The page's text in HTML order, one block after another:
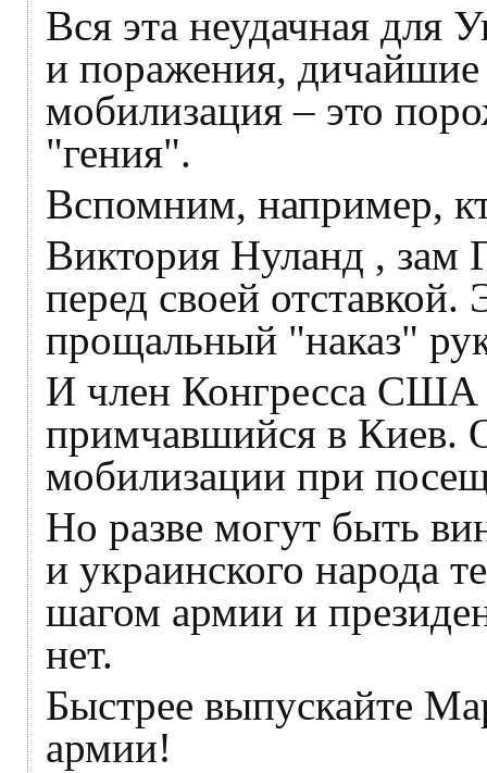
Вся эта неудачная для
и поражения,
мобилизация – это
"гения".
Вспомним, например,
Виктория Нуланд , зам
перед своей
прощальный "наказ"
И член Конгресса США
примчавшийся в Киев.
мобилизации при
Но разве могут быть
и украинского народа
шагом армии и
нет.
Быстрее выпускайте
армии!